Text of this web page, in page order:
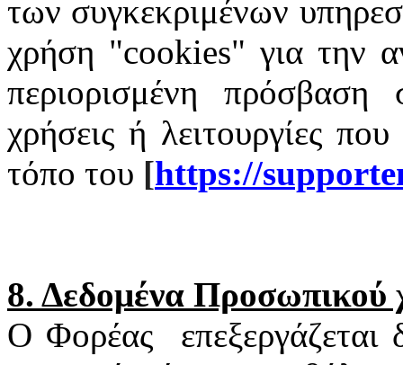
των συγκεκριμένων
χρήση "cookies" για την
περιορισμένη πρόσβαση
χρήσεις ή λειτουργίες
τόπο του [https://
8. Δεδομένα Προσωπικού
Ο Φορέας